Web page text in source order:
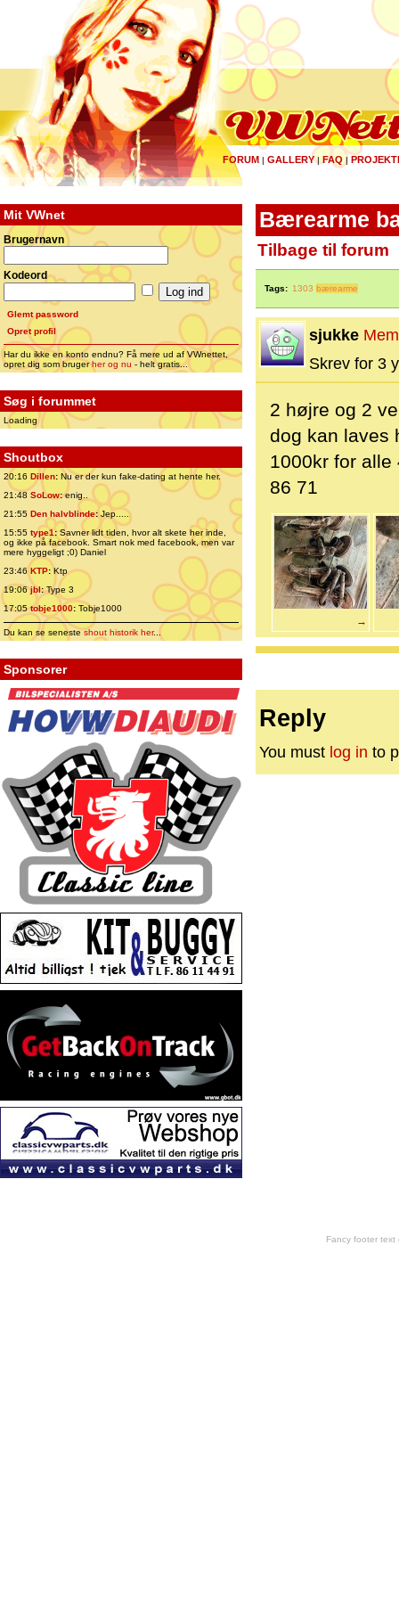
FORUM | GALLERY|FAQ |
Mit VWnet
Brugernavn
Kodeord
Glemt password
Opret profil
Har du ikke en konto endnu? Få mere ud af VWnettet,
opret dig som brugerher og nu - helt gratis...
Søg i forummet
Loading
Shoutbox
20:16 Dillen: Nu er der kun fake-dating at hente her.
21:48 SoLow:enig..
21:55 Den halvblinde:Jep.....
15:55 type1:Savner lidt tiden, hvor alt skete her inde,
og ikke på facebook. Smart nok med facebook, men var
mere hyggeligt ;0) Daniel
23:46 KTP:Ktp
19:06jbl:Type 3
17:05tobje1000: Tobje1000
Du kan se senesteshout historik her...
Sponsorer
Bærearme
Tilbage til forum
Tags: 1303 bærearme
sjukke
Skrev for 3
2 højre og 2
dog kan laves
1000kr for alle
86 71
→
Reply
You must log in to
Fancy footer